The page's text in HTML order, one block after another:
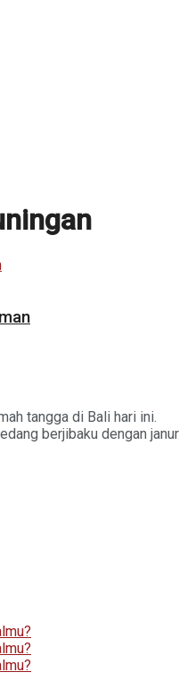
tangga di Bali hari ini.
berjibaku dengan janur